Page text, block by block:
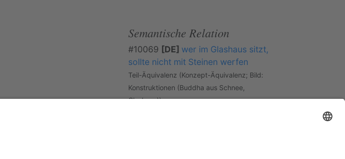
Semantische Relation
#10069 [DE] wer im Glashaus sitzt,
sollte nicht mit Steinen werfen
Teil-Äquivalenz (Konzept-Äquivalenz; Bild:
Konstruktionen (Buddha aus Schnee,
Glashaus))